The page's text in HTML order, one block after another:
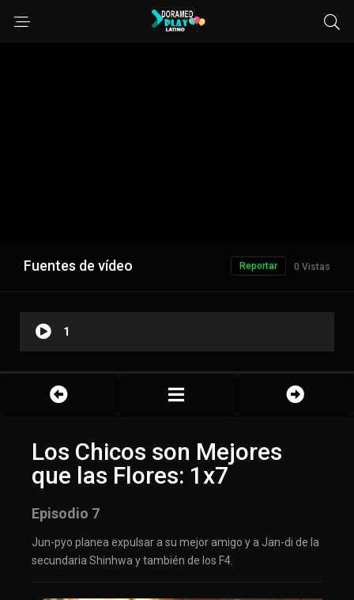
Fuentes de vídeo 0 Vistas
Reportar
1
Los Chicos son Mejores
que las Flores: 1x7
Episodio 7
Jun-pyo planea expulsar a su mejor amigo y a Jan-di de la
secundaria Shinhwa y también de los F4.